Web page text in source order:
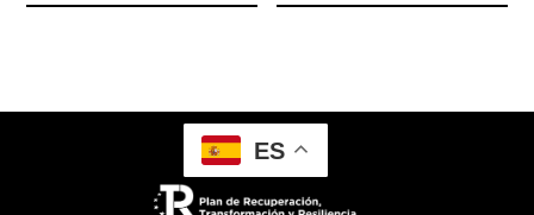
ES